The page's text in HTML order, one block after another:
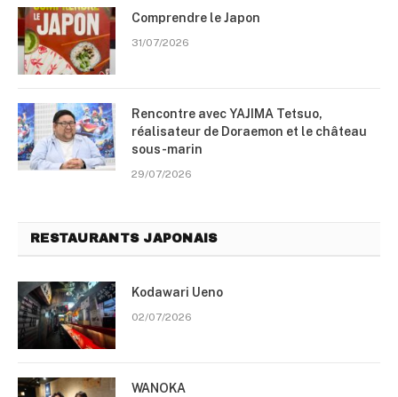
Comprendre le Japon
31/07/2026
Rencontre avec YAJIMA Tetsuo,
réalisateur de Doraemon et le château
sous-marin
29/07/2026
RESTAURANTS JAPONAIS
Kodawari Ueno
02/07/2026
WANOKA